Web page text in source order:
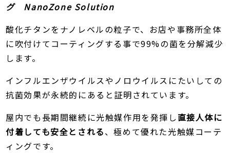
グ NanoZone Solution
酸化チタンをナノレベルの粒子で、お店や事務所全体
に吹付けてコーティングする事で99%の菌を分解減少
します。
インフルエンザウイルスやノロウイルスにたいしての
抗菌効果が永続的にあると証明されています。
屋内でも長期間継続に光触媒作用を発揮し 直接人体に
付着しても安全とされる、極めて優れた光触媒コーテ
ィングです。